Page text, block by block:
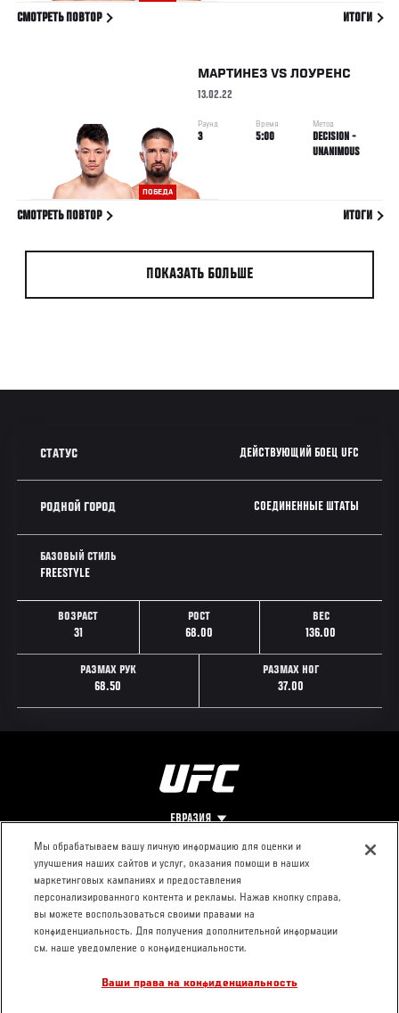
СМОТРЕТЬ ПОВТОР ИТОГИ
ПОБЕДА
МАРТИНЕЗ VS ЛОУРЕНС
13.02.22
Раунд
3
Время
5:00
Метод
DECISION -
UNANIMOUS
СМОТРЕТЬ ПОВТОР ИТОГИ
ПОКАЗАТЬ БОЛЬШЕ
СТАТУС ДЕЙСТВУЮЩИЙ БОЕЦ UFC
РОДНОЙ ГОРОД СОЕДИНЕННЫЕ ШТАТЫ
БАЗОВЫЙ СТИЛЬ
FREESTYLE
ВОЗРАСТ
31
РОСТ
68.00
ВЕС
136.00
РАЗМАХ РУК
68.50
РАЗМАХ НОГ
37.00
ЕВРАЗИЯ
Footer
О UFC
Про ММА
Социальная
ответственность
КОНТАКТЫ
Пресс-центр
Условия
использования
Мы обрабатываем вашу личную информацию для оценки и
улучшения наших сайтов и услуг, оказания помощи в наших
маркетинговых кампаниях и предоставления
персонализированного контента и рекламы. Нажав кнопку справа,
вы можете воспользоваться своими правами на
конфиденциальность. Для получения дополнительной информации
см. наше уведомление о конфиденциальности.
Ваши права на конфиденциальность